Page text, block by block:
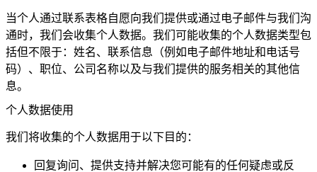
当个人通过联系表格自愿向我们提供或通过电子邮件与我们沟
通时，我们会收集个人数据。我们可能收集的个人数据类型包
括但不限于：姓名、联系信息（例如电子邮件地址和电话号
码）、职位、公司名称以及与我们提供的服务相关的其他信
息。
个人数据使用
我们将收集的个人数据用于以下目的：
回复询问、提供支持并解决您可能有的任何疑虑或反